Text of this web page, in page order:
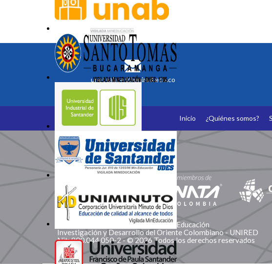
unetealared@unired.edu.co
Inicio ¿Quiénes somos?
Somos Miembros
Corporación Red de Instituciones de Educación
Investigación y Desarrollo del Oriente Colombiano - UNIRED
Nit: 900.044.050-2 - © 2026 Todos los derechos reservados